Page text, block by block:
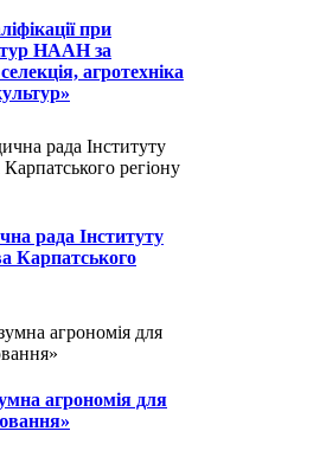
при
НААН за
агротехніка
рада Інституту
Карпатського
агрономія для